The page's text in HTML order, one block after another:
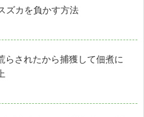
ズカを負かす方法
らされたから捕獲して佃煮に